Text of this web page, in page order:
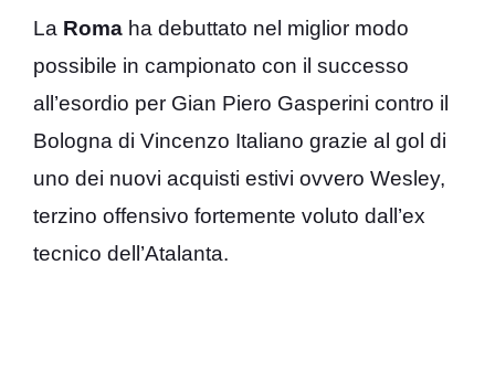
La Roma ha debuttato nel miglior modo
possibile in campionato con il successo
all’esordio per Gian Piero Gasperini contro il
Bologna di Vincenzo Italiano grazie al gol di
uno dei nuovi acquisti estivi ovvero Wesley,
terzino offensivo fortemente voluto dall’ex
tecnico dell’Atalanta.